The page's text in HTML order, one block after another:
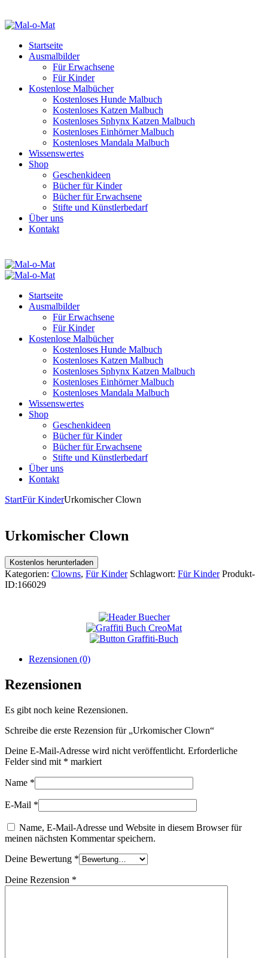
Startseite
Ausmalbilder
Für Erwachsene
Für Kinder
Kostenlose Malbücher
Kostenloses Hunde Malbuch
Kostenloses Katzen Malbuch
Kostenloses Sphynx Katzen Malbuch
Kostenloses Einhörner Malbuch
Kostenloses Mandala Malbuch
Wissenswertes
Shop
Geschenkideen
Bücher für Kinder
Bücher für Erwachsene
Stifte und Künstlerbedarf
Über uns
Kontakt
Startseite
Ausmalbilder
Für Erwachsene
Für Kinder
Kostenlose Malbücher
Kostenloses Hunde Malbuch
Kostenloses Katzen Malbuch
Kostenloses Sphynx Katzen Malbuch
Kostenloses Einhörner Malbuch
Kostenloses Mandala Malbuch
Wissenswertes
Shop
Geschenkideen
Bücher für Kinder
Bücher für Erwachsene
Stifte und Künstlerbedarf
Über uns
Kontakt
StartFür KinderUrkomischer Clown
Urkomischer Clown
Kostenlos herunterladen
Kategorien: Clowns, Für Kinder Schlagwort: Für Kinder Produkt-
ID:166029
Rezensionen (0)
Rezensionen
Es gibt noch keine Rezensionen.
Schreibe die erste Rezension für „Urkomischer Clown“
Deine E-Mail-Adresse wird nicht veröffentlicht. Erforderliche
Felder sind mit * markiert
Name *
E-Mail *
Name, E-Mail-Adresse und Website in diesem Browser für
meinen nächsten Kommentar speichern.
Deine Bewertung *
Deine Rezension *